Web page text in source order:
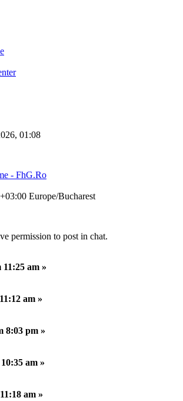
01:08
- FhG.Ro
Europe/Bucharest
permission to post in chat.
11:25 am »
am »
8:03 pm »
am »
am »